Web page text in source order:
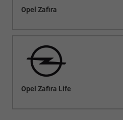
Opel Zafira
Opel Zafira Life